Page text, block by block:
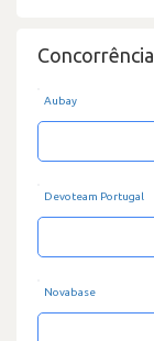
Concorrência
Aubay
Devoteam Portugal
Novabase